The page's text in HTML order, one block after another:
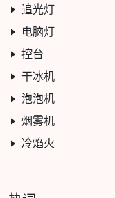
追光灯
电脑灯
控台
干冰机
泡泡机
烟雾机
冷焰火